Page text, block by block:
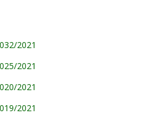
2021
2021
2021
2021